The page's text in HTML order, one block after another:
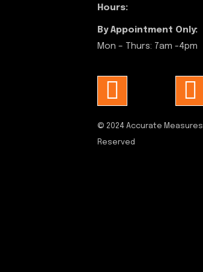
Hours:
By Appointment Only:
Mon – Thurs: 7am -4pm
© 2024 Accurate Measures
Reserved